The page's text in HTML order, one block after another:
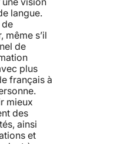
langue.
de
même s’il
de
plus
français à
mieux
des
ainsi
et